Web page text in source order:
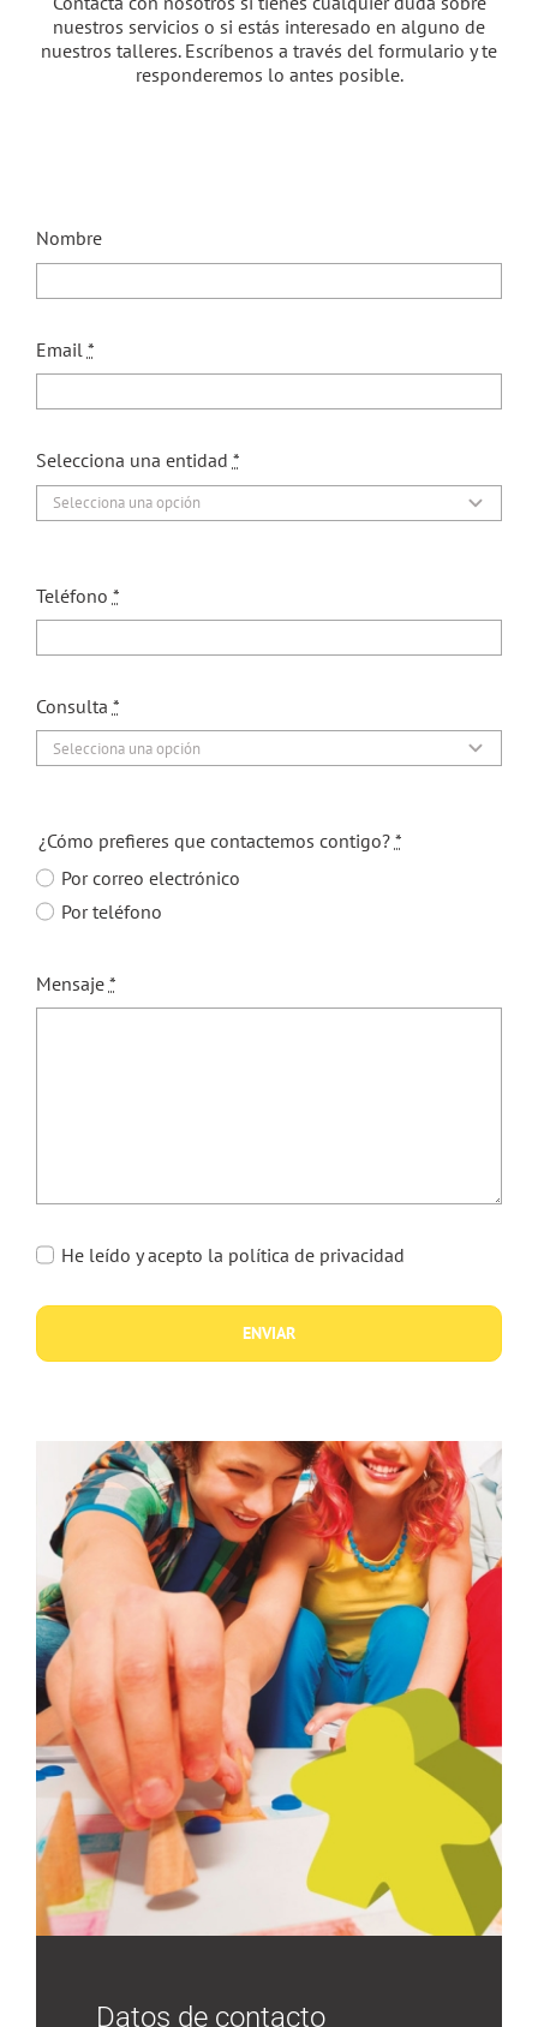
Tienda
nuestros servicios o si estás interesado en alguno de
nuestros talleres. Escríbenos a través del formulario y te
responderemos lo antes posible.
Datos de contacto
Nombre
Email *
Selecciona una entidad *
Teléfono *
Consulta *
¿Cómo prefieres que contactemos contigo? *
Por correo electrónico
Por teléfono
Mensaje *
He leído y acepto la política de privacidad
ENVIAR